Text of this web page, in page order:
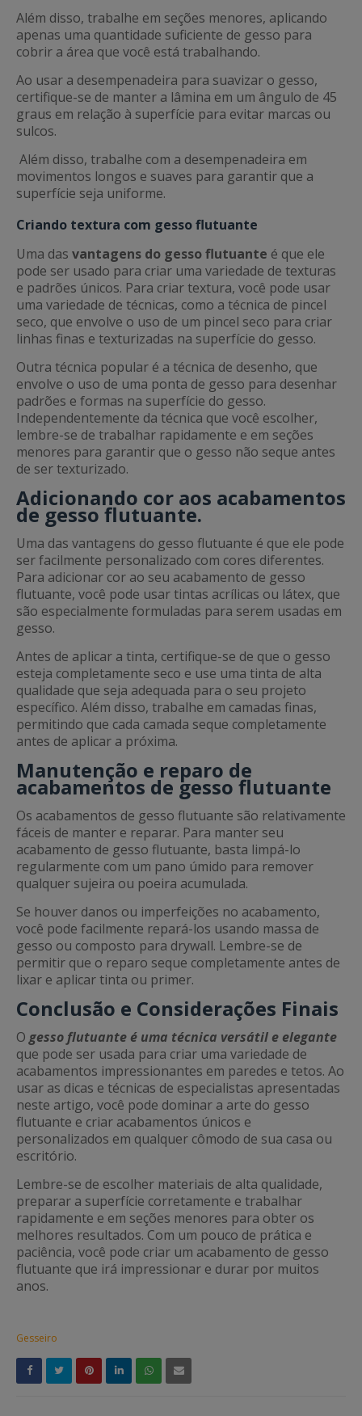
Além disso, trabalhe em seções menores, aplicando
apenas uma quantidade suficiente de gesso para
cobrir a área que você está trabalhando.
Ao usar a desempenadeira para suavizar o gesso,
certifique-se de manter a lâmina em um ângulo de 45
graus em relação à superfície para evitar marcas ou
sulcos.
Além disso, trabalhe com a desempenadeira em
movimentos longos e suaves para garantir que a
superfície seja uniforme.
Criando textura com gesso flutuante
Uma das vantagens do gesso flutuante é que ele
pode ser usado para criar uma variedade de texturas
e padrões únicos. Para criar textura, você pode usar
uma variedade de técnicas, como a técnica de pincel
seco, que envolve o uso de um pincel seco para criar
linhas finas e texturizadas na superfície do gesso.
Outra técnica popular é a técnica de desenho, que
envolve o uso de uma ponta de gesso para desenhar
padrões e formas na superfície do gesso.
Independentemente da técnica que você escolher,
lembre-se de trabalhar rapidamente e em seções
menores para garantir que o gesso não seque antes
de ser texturizado.
Adicionando cor aos acabamentos
de gesso flutuante.
Uma das vantagens do gesso flutuante é que ele pode
ser facilmente personalizado com cores diferentes.
Para adicionar cor ao seu acabamento de gesso
flutuante, você pode usar tintas acrílicas ou látex, que
são especialmente formuladas para serem usadas em
gesso.
Antes de aplicar a tinta, certifique-se de que o gesso
esteja completamente seco e use uma tinta de alta
qualidade que seja adequada para o seu projeto
específico. Além disso, trabalhe em camadas finas,
permitindo que cada camada seque completamente
antes de aplicar a próxima.
Manutenção e reparo de
acabamentos de gesso flutuante
Os acabamentos de gesso flutuante são relativamente
fáceis de manter e reparar. Para manter seu
acabamento de gesso flutuante, basta limpá-lo
regularmente com um pano úmido para remover
qualquer sujeira ou poeira acumulada.
Se houver danos ou imperfeições no acabamento,
você pode facilmente repará-los usando massa de
gesso ou composto para drywall. Lembre-se de
permitir que o reparo seque completamente antes de
lixar e aplicar tinta ou primer.
Conclusão e Considerações Finais
O gesso flutuante é uma técnica versátil e elegante
que pode ser usada para criar uma variedade de
acabamentos impressionantes em paredes e tetos. Ao
usar as dicas e técnicas de especialistas apresentadas
neste artigo, você pode dominar a arte do gesso
flutuante e criar acabamentos únicos e
personalizados em qualquer cômodo de sua casa ou
escritório.
Lembre-se de escolher materiais de alta qualidade,
preparar a superfície corretamente e trabalhar
rapidamente e em seções menores para obter os
melhores resultados. Com um pouco de prática e
paciência, você pode criar um acabamento de gesso
flutuante que irá impressionar e durar por muitos
anos.
Gesseiro